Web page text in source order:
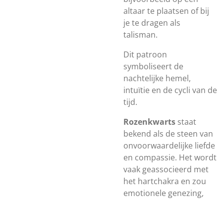
altaar te plaatsen of bij
je te dragen als
talisman.
Dit patroon
symboliseert de
nachtelijke hemel,
intuïtie en de cycli van de
tijd.
Rozenkwarts staat
bekend als de steen van
onvoorwaardelijke liefde
en compassie. Het wordt
vaak geassocieerd met
het hartchakra en zou
emotionele genezing,